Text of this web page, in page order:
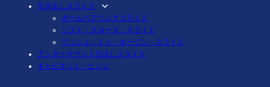
引き出しスライド
ボールベアリングスライド
ソフト・クローズ・スライド
プッシュ・トゥ・オープン・スライド
アンダーマウント引出しスライド
キャビネット・ヒンジ